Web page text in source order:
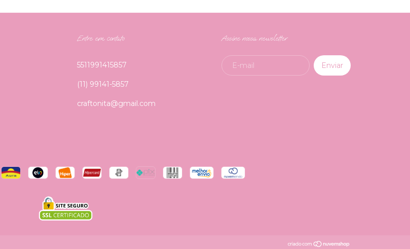
Entre em contato
5511991415857
(11) 99141-5857
craftonita@gmail.com
Assine nossa newsletter